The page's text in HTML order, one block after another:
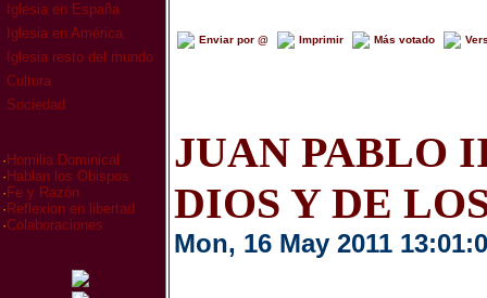
Iglesia en España
Iglesia en América
Iglesia resto del mundo
Cultura
Sociedad
· Homilia Dominical
· Hablan los Obispos
· Fe y Razón
· Reflexion en libertad
·Colaboraciones
Enviar por @ Imprimir Más votado
JUAN PABLO
DIOS Y DE
Mon, 16 May 2011